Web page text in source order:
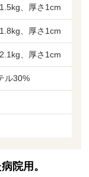
、厚さ1cm
、厚さ1cm
、厚さ1cm
ル30%
院用。